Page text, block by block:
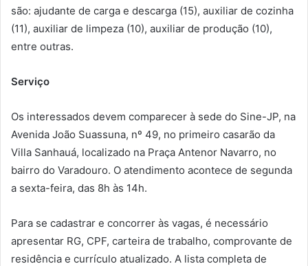
são: ajudante de carga e descarga (15), auxiliar de cozinha
(11), auxiliar de limpeza (10), auxiliar de produção (10),
entre outras.
Serviço
Os interessados devem comparecer à sede do Sine-JP, na
Avenida João Suassuna, nº 49, no primeiro casarão da
Villa Sanhauá, localizado na Praça Antenor Navarro, no
bairro do Varadouro. O atendimento acontece de segunda
a sexta-feira, das 8h às 14h.
Para se cadastrar e concorrer às vagas, é necessário
apresentar RG, CPF, carteira de trabalho, comprovante de
residência e currículo atualizado. A lista completa de